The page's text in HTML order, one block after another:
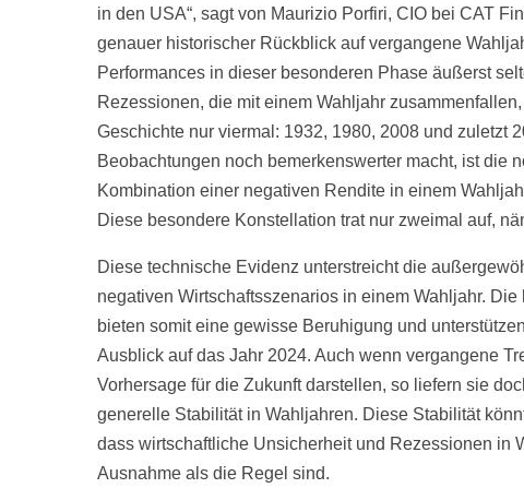
in den USA“, sagt von Maurizio Porfiri, CIO bei CAT
genauer historischer Rückblick auf vergangene
Performances in dieser besonderen Phase äußerst
Rezessionen, die mit einem Wahljahr
Geschichte nur viermal: 1932, 1980, 2008 und zuletzt
Beobachtungen noch bemerkenswerter macht, ist die
Kombination einer negativen Rendite in einem
Diese besondere Konstellation trat nur zweimal auf,
Diese technische Evidenz unterstreicht die
negativen Wirtschaftsszenarios in einem Wahljahr. Die
bieten somit eine gewisse Beruhigung und
Ausblick auf das Jahr 2024. Auch wenn vergangene
Vorhersage für die Zukunft darstellen, so liefern sie
generelle Stabilität in Wahljahren. Diese Stabilität
dass wirtschaftliche Unsicherheit und Rezessionen in
Ausnahme als die Regel sind.